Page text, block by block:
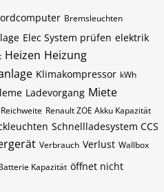
Bremsleuchten
Elec System prüfen elektrik
Heizen Heizung
Klimakompressor kWh
Ladevorgang Miete
Reichweite Renault ZOE Akku Kapazität
Schnellladesystem CCS
Verbrauch Verlust Wallbox
Kapazität öffnet nicht